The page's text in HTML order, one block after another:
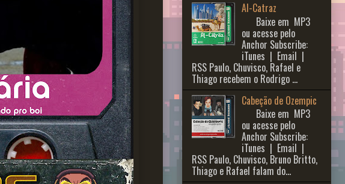
Al-Catraz
Baixe em MP3
ou acesse pelo
Anchor Subscribe:
iTunes | Email |
RSS Paulo, Chuvisco, Rafael e
Thiago recebem o Rodrigo ...
Cabeção de Ozempic
Baixe em MP3
ou acesse pelo
Anchor Subscribe:
iTunes | Email |
RSS Paulo, Chuvisco, Bruno Britto,
Thiago e Rafael falam do...